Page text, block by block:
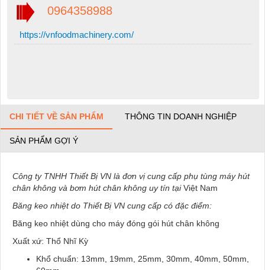
0964358988
https://vnfoodmachinery.com/
CHI TIẾT VỀ SẢN PHẨM THÔNG TIN DOANH NGHIỆP
SẢN PHẨM GỢI Ý
Công ty TNHH Thiết Bị VN là đơn vị cung cấp phụ tùng máy hút
chân không và bơm hút chân không uy tín tạiViệt Nam
Băng keo nhiệt do Thiết Bị VN cung cấp có đặc điểm:
Băng keo nhiệt dùng cho máy đóng gói hút chân không
Xuất xứ: Thổ Nhĩ Kỳ
Khổ chuẩn: 13mm, 19mm, 25mm, 30mm, 40mm, 50mm,